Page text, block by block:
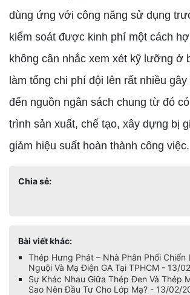
dùng ứng với công năng sử dụng
kiểm soát được kinh phí một cách
không cân nhắc xem xét kỹ lưỡng ở
làm tổng chi phí đội lên rất nhiều
đến nguồn ngân sách chung từ đó
trình sản xuất, chế tạo, xây dựng bị
giảm hiệu suất hoàn thành công việc.
Chia sẻ:
Bài viết khác:
Thép Hưng Phát – Nhà Phân Phối Chiến
Nguội Và Mạ Điện GA Tại TPHCM - 13/
Sự Khác Nhau Giữa Thép Đen Và Thép
Sao Nên Đầu Tư Cho Lớp Mạ? - 13/02/